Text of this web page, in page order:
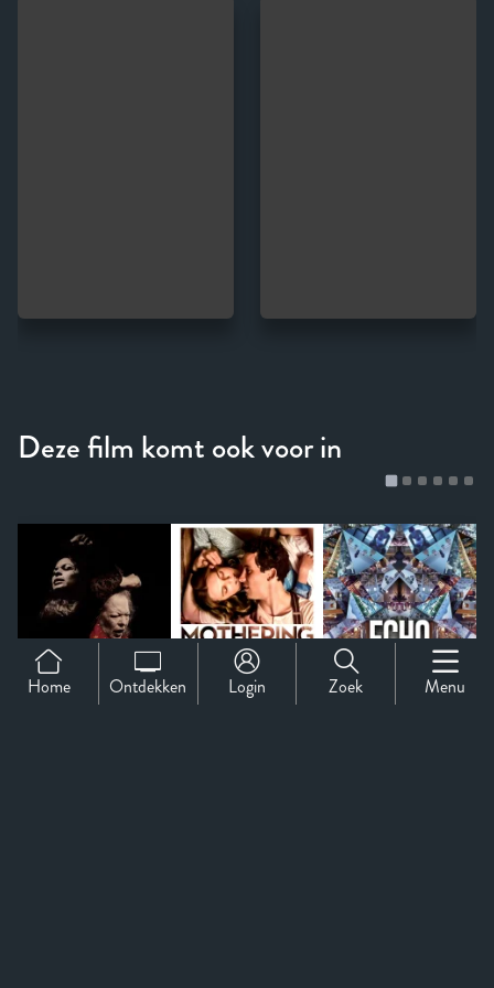
Home Ontdekken Login Zoek Menu